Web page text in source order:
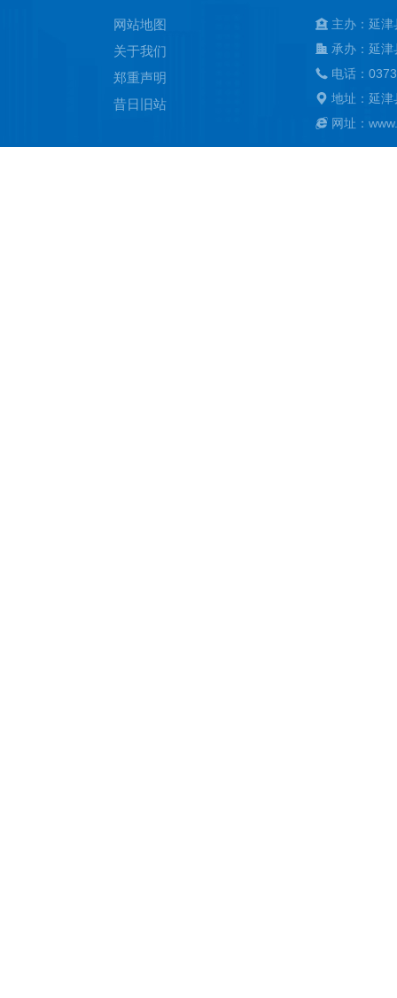
网站地图
关于我们
郑重声明
昔日旧站
主办：延
承办：延
电话：
地址：延
网址：